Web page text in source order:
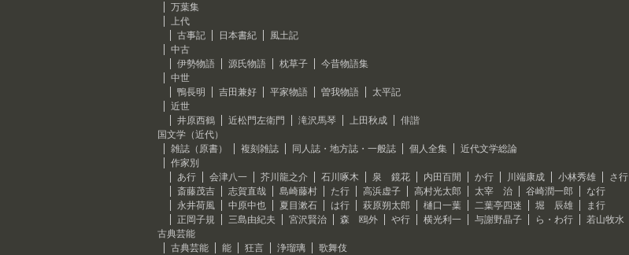
万葉集
上代
古事記
日本書紀
風土記
中古
伊勢物語
源氏物語 枕草子
今昔物語集
中世
鴨長明
吉田兼好 平家物語 曽我物語
太平記
近世
井原西鶴
近松門左衛門 滝沢馬琴 上田秋成
俳諧
国文学（近代）
雑誌（原書）
複刻雑誌 同人誌・地方誌・一般誌 個人全集
近代文学総論
作家別
あ行
会津八一 芥川龍之介 石川啄木 泉 鏡花 内田百閒 か行 川端康成 小林秀雄
さ行
斎藤茂吉
志賀直哉 島崎藤村 た行 高浜虚子 高村光太郎 太宰 治 谷崎潤一郎
な行
永井荷風
中原中也 夏目漱石 は行 萩原朔太郎 樋口一葉 二葉亭四迷 堀 辰雄
ま行
正岡子規
三島由紀夫 宮沢賢治 森 鴎外 や行 横光利一 与謝野晶子 ら・わ行
若山牧水
古典芸能
古典芸能
能 狂言 浄瑠璃
歌舞伎